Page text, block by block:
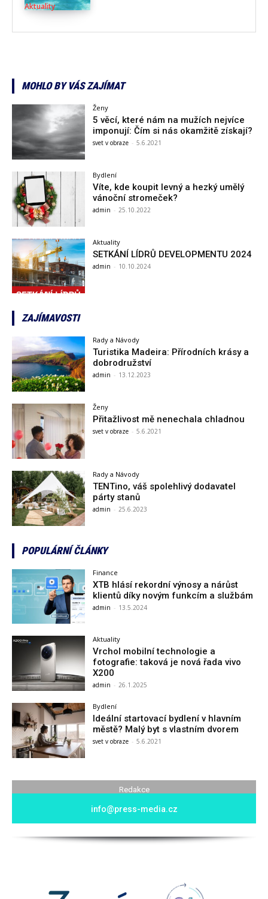
Aktuality
MOHLO BY VÁS ZAJÍMAT
Ženy
5 věcí, které nám na mužích nejvíce
imponují: Čím si nás okamžitě získají?
svet v obraze - 5.6.2021
Bydlení
Víte, kde koupit levný a hezký umělý
vánoční stromeček?
admin - 25.10.2022
Aktuality
SETKÁNÍ LÍDRŮ DEVELOPMENTU 2024
admin - 10.10.2024
ZAJÍMAVOSTI
Rady a Návody
Turistika Madeira: Přírodních krásy a
dobrodružství
admin - 13.12.2023
Ženy
Přitažlivost mě nenechala chladnou
svet v obraze - 5.6.2021
Rady a Návody
TENTino, váš spolehlivý dodavatel
párty stanů
admin - 25.6.2023
POPULÁRNÍ ČLÁNKY
Finance
XTB hlásí rekordní výnosy a nárůst
klientů díky novým funkcím a službám
admin - 13.5.2024
Aktuality
Vrchol mobilní technologie a
fotografie: taková je nová řada vivo
X200
admin - 26.1.2025
Bydlení
Ideální startovací bydlení v hlavním
městě? Malý byt s vlastním dvorem
svet v obraze - 5.6.2021
Redakce
info@press-media.cz